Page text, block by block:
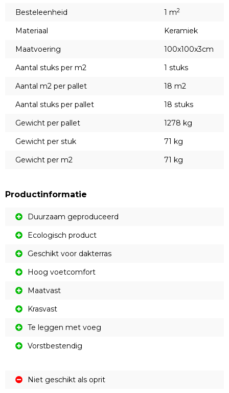
Besteleenheid
1 m2
Materiaal
Keramiek
Maatvoering
100x100x3cm
Aantal stuks per m2
1 stuks
Aantal m2 per pallet
18 m2
Aantal stuks per pallet
18 stuks
Gewicht per pallet
1278 kg
Gewicht per stuk
71 kg
Gewicht per m2
71 kg
Productinformatie
Duurzaam geproduceerd
Ecologisch product
Geschikt voor dakterras
Hoog voetcomfort
Maatvast
Krasvast
Te leggen met voeg
Vorstbestendig
Niet geschikt als oprit